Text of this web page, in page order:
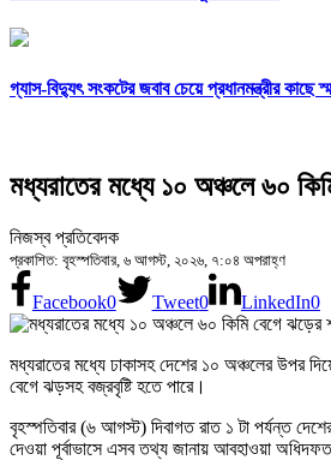
গ্যাস-বিদ্যুৎ সংকটের জবাব চেয়ে প্রধানমন্ত্রীর কাছে
মধ্যরাতের মধ্যে ১০ অঞ্চলে ৬০
নিজস্ব প্রতিবেদক
প্রকাশিত: বৃহস্পতিবার, ৬ আগস্ট, ২০২৬, ৭:০৪ অপরাহ্ণ
Facebook0 Tweet0 LinkedIn0
মধ্যরাতের মধ্যে ঢাকাসহ দেশের ১০ অঞ্চলের উপর
বেগে ঝড়সহ বজ্রবৃষ্টি হতে পারে।
বৃহস্পতিবার (৬ আগস্ট) দিবাগত রাত ১ টা পর্যন্ত
দেওয়া পূর্বাভাসে এসব তথ্য জানায় আবহাওয়া